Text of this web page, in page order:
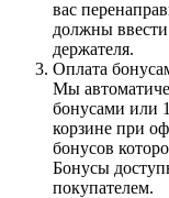
вас
должны
держателя.
Оплата
Мы
бонусами или
корзине при
бонусов
Бонусы
покупателем.